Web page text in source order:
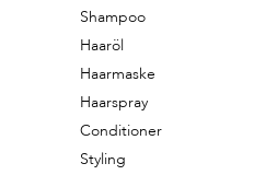
Shampoo
Haaröl
Haarmaske
Haarspray
Conditioner
Styling